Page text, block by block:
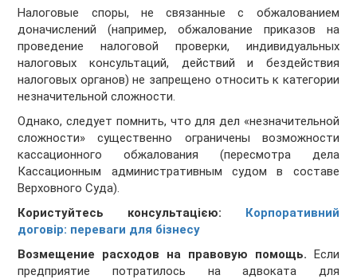
Налоговые споры, не связанные с обжалованием
доначислений (например, обжалование приказов на
проведение налоговой проверки, индивидуальных
налоговых консультаций, действий и бездействия
налоговых органов) не запрещено относить к категории
незначительной сложности.
Однако, следует помнить, что для дел «незначительной
сложности» существенно ограничены возможности
кассационного обжалования (пересмотра дела
Кассационным административным судом в составе
Верховного Суда).
Користуйтесь консультацією: Корпоративний
договір: переваги для бізнесу
Возмещение расходов на правовую помощь. Если
предприятие потратилось на адвоката для